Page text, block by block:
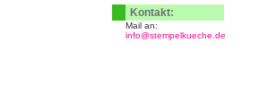
Kontakt:
Mail an:
info@stempelkueche.de